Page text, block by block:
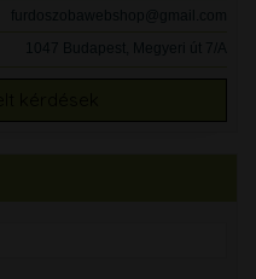
furdoszobawebshop@gmail.com
1047 Budapest, Megyeri út 7/A